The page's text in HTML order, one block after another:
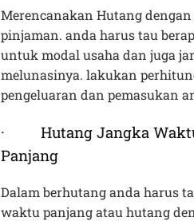
Merencanakan Hutang
pinjaman. anda harus tau
untuk modal usaha dan juga
melunasinya. lakukan
pengeluaran dan pemasukan
· Hutang Jangka Waktu
Panjang
Dalam berhutang anda harus
waktu panjang atau hutang